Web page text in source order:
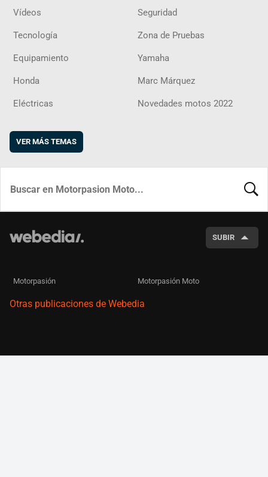
Vídeos Seguridad
Tecnología Zona de Pruebas
Equipamiento Yamaha
Honda Marc Márquez
Eléctricas Novedades motos 2022
VER MÁS TEMAS
SUBIR
Motorpasión Motorpasión Moto
Otras publicaciones de Webedia